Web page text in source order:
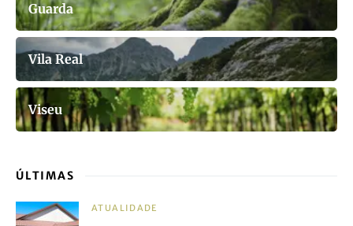
Guarda
Vila Real
Viseu
ÚLTIMAS
ATUALIDADE